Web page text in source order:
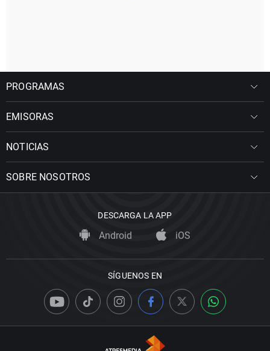
PROGRAMAS
EMISORAS
NOTICIAS
SOBRE NOSOTROS
DESCARGA LA APP
Android iOS
SÍGUENOS EN